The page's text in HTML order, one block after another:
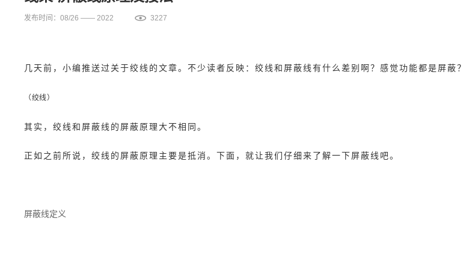
发布时间：08/26 —— 2022 3227
几天前，小编推送过关于绞线的文章。不少读者反映：绞线和屏蔽线有什么差别啊？感觉功能都是屏蔽？
（绞线）
其实，绞线和屏蔽线的屏蔽原理大不相同。
正如之前所说，绞线的屏蔽原理主要是抵消。下面，就让我们仔细来了解一下屏蔽线吧。
屏蔽线定义